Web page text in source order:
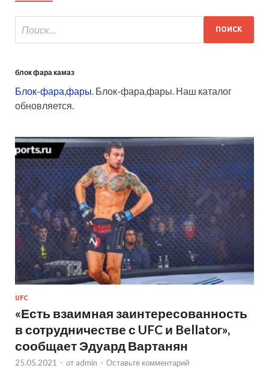
блок фара камаз
Блок-фара,фары . Блок-фара,фары. Наш каталог
обновляется.
UFC
«Есть взаимная заинтересованность
в сотрудничестве с UFC и Bellator»,
сообщает Эдуард Вартанян
25.05.2021 - от admin - Оставьте комментарий